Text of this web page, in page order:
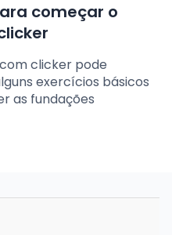
começar o
clicker pode
exercícios básicos
as fundações